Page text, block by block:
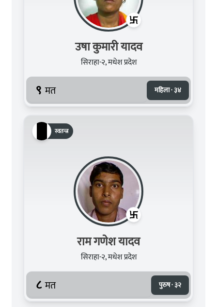
उषा कुमारी यादव
सिराहा-२, मधेश प्रदेश
९ मत महिला · ३४
स्वतन्त्र
राम गणेश यादव
सिराहा-२, मधेश प्रदेश
८ मत पुरुष · ३२